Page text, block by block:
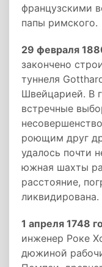
французскими
папы римского.
29 февраля
закончено
туннеля
Швейцарией. В
встречные
роющим друг
удалось почти
южная шахты
расстояние,
ликвидирована.
1 апреля 1748
инженер Роке
дюжиной